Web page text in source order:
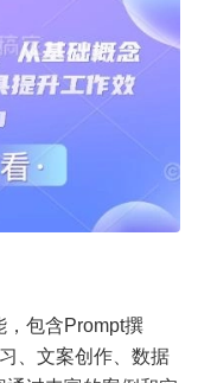
，包含Prompt撰
、文案创作、数据